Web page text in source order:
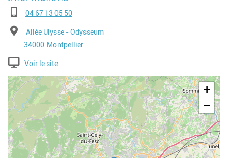
Téléphone04 67 13 05 50
AdresseAllée Ulysse - Odysseum
Code postal
34000 Ville
Montpellier
Voir le site
Geolocalisation
+
−